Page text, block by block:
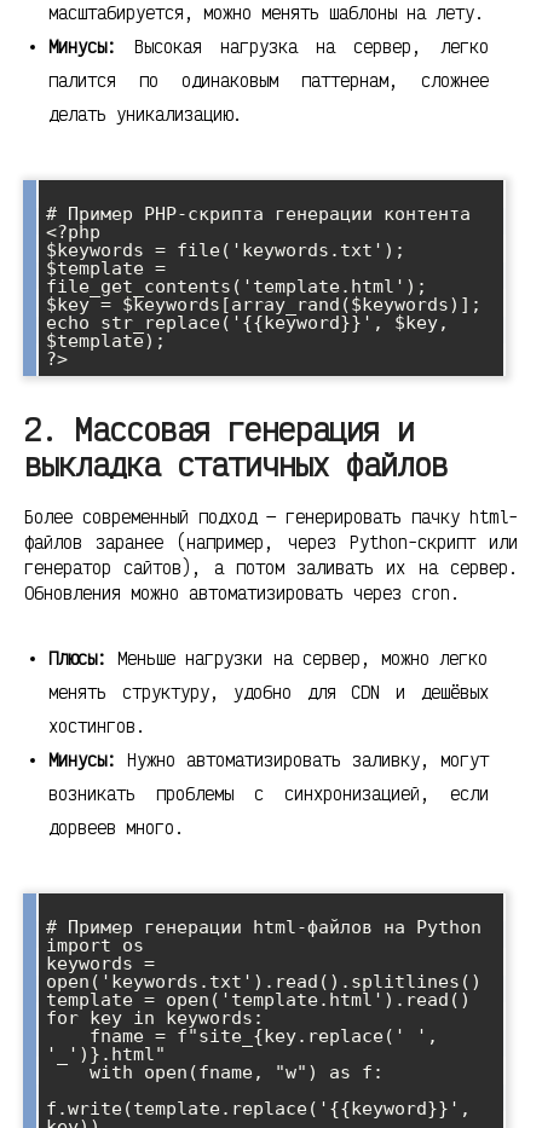
масштабируется, можно менять шаблоны на лету.
Минусы:
Высокая нагрузка на сервер, легко
палится по одинаковым паттернам, сложнее
делать уникализацию.
# Пример PHP-скрипта генерации контента
<?php
$keywords = file('keywords.txt');
$template =
file_get_contents('template.html');
$key = $keywords[array_rand($keywords)];
echo str_replace('{{keyword}}', $key,
$template);
2. Массовая генерация и
выкладка статичных файлов
Более современный подход — генерировать пачку html-
файлов заранее (например, через Python-скрипт или
генератор сайтов), а потом заливать их на сервер.
Обновления можно автоматизировать через cron.
Плюсы: Меньше нагрузки на сервер, можно легко
менять структуру, удобно для CDN и дешёвых
хостингов.
Минусы: Нужно автоматизировать заливку, могут
возникать проблемы с синхронизацией, если
дорвеев много.
# Пример генерации html-файлов на Python
import os
keywords =
open('keywords.txt').read().splitlines()
template = open('template.html').read()
for key in keywords:
'_')}.html"
f.write(template.replace('{{keyword}}',